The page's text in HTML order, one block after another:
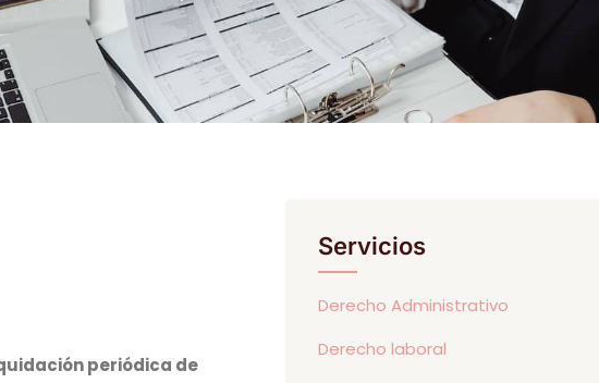
periódica de
Servicios
Derecho Administrativo
Derecho laboral